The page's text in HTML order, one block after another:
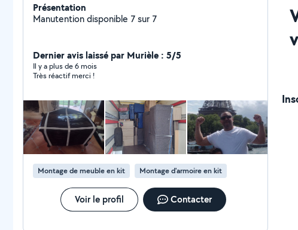
Présentation
Manutention disponible 7 sur 7
Dernier avis laissé par Murièle : 5/5
Il y a plus de 6 mois
Très réactif merci !
Montage de meuble en kit Montage d'armoire en kit
Voir le profil Contacter